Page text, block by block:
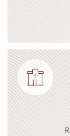
Подробнее о